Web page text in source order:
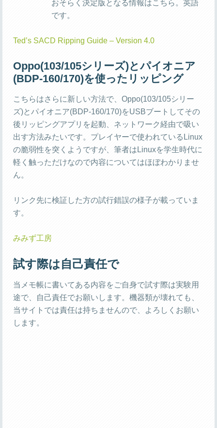
おそらく決定版となる情報はこちら。英語
です。
Ted’s SACD Ripping Guide – Version 4.0
Oppo(103/105シリーズ)とパイオニア
(BDP-160/170)を使ったリッピング
こちらはさらに新しい方法で、Oppo(103/105シリー
ズ)とパイオニア(BDP-160/170)をUSBブートしてその
後リッピングアプリを起動、ネットワーク経由で吸い
出す方法みたいです。プレイヤーで使われているLinux
の脆弱性を突くようですが、筆者はLinuxを学生時代に
軽く触っただけなので内容についてはほぼわかりませ
ん。
リンク先に検証した方の試行錯誤の様子が載っていま
す。
みみず工房
試す際は自己責任で
当メモ帳に書いてある内容をご自身で試す際は実験用
途で、自己責任でお願いします。機器類が壊れても、
当サイトでは責任は持ちませんので、よろしくお願い
します。